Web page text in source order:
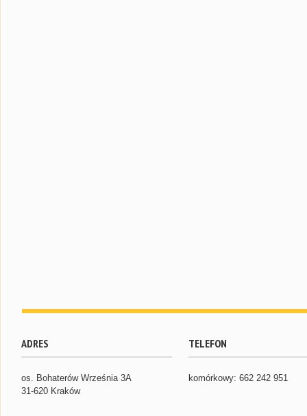
ADRES
os. Bohaterów Września 3A
31-620 Kraków
TELEFON
komórkowy: 662 242 951